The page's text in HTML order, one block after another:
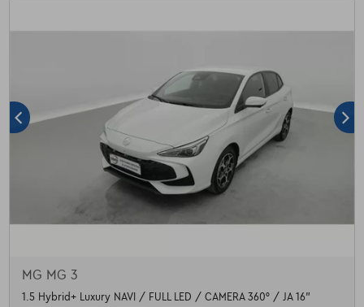
MG MG 3
1.5 Hybrid+ Luxury NAVI / FULL LED / CAMERA 360° / JA 16"